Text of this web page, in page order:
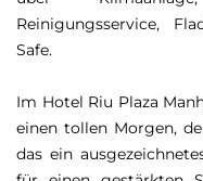
Reinigungsservice,
Safe.
Im Hotel Riu Plaza
einen tollen Morgen,
das ein